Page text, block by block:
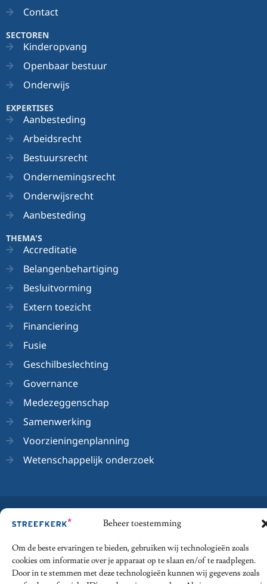
Beheer toestemming
Om de beste ervaringen te bieden, gebruiken wij technologieën zoals
cookies om informatie over je apparaat op te slaan en/of te raadplegen.
Door in te stemmen met deze technologieën kunnen wij gegevens zoals
Contact
SECTOREN
Kinderopvang
Openbaar bestuur
Onderwijs
EXPERTISES
Aanbesteding
Arbeidsrecht
Bestuursrecht
Ondernemingsrecht
Onderwijsrecht
Aanbesteding
THEMA'S
Accreditatie
Belangenbehartiging
Besluitvorming
Extern toezicht
Financiering
Fusie
Geschilbeslechting
Governance
Medezeggenschap
Samenwerking
Voorzieningenplanning
Wetenschappelijk onderzoek
© 2026 - Streefkerk Onderwijsrecht
Privacy Statement
Algemene voorwaarden
Disclaimer
Klachtenregeling